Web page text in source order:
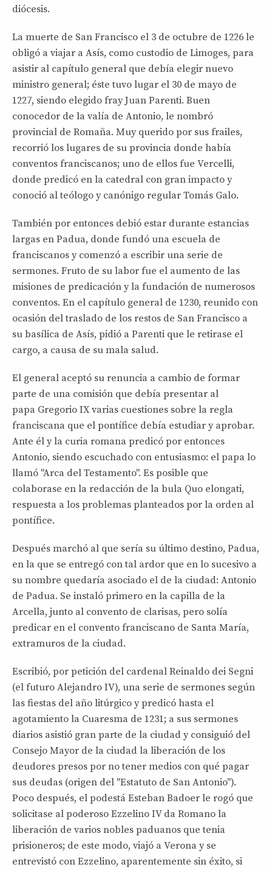
diócesis.
La muerte de San Francisco el 3 de octubre de 1226 le
obligó a viajar a Asís, como custodio de Limoges, para
asistir al capítulo general que debía elegir nuevo
ministro general; éste tuvo lugar el 30 de mayo de
1227, siendo elegido fray Juan Parenti. Buen
conocedor de la valía de Antonio, le nombró
provincial de Romaña. Muy querido por sus frailes,
recorrió los lugares de su provincia donde había
conventos franciscanos; uno de ellos fue Vercelli,
donde predicó en la catedral con gran impacto y
conoció al teólogo y canónigo regular Tomás Galo.
También por entonces debió estar durante estancias
largas en Padua, donde fundó una escuela de
franciscanos y comenzó a escribir una serie de
sermones. Fruto de su labor fue el aumento de las
misiones de predicación y la fundación de numerosos
conventos. En el capítulo general de 1230, reunido con
ocasión del traslado de los restos de San Francisco a
su basílica de Asís, pidió a Parenti que le retirase el
cargo, a causa de su mala salud.
El general aceptó su renuncia a cambio de formar
parte de una comisión que debía presentar al
papa Gregorio IX varias cuestiones sobre la regla
franciscana que el pontífice debía estudiar y aprobar.
Ante él y la curia romana predicó por entonces
Antonio, siendo escuchado con entusiasmo: el papa lo
llamó "Arca del Testamento". Es posible que
colaborase en la redacción de la bula Quo elongati,
respuesta a los problemas planteados por la orden al
pontífice.
Después marchó al que sería su último destino, Padua,
en la que se entregó con tal ardor que en lo sucesivo a
su nombre quedaría asociado el de la ciudad: Antonio
de Padua. Se instaló primero en la capilla de la
Arcella, junto al convento de clarisas, pero solía
predicar en el convento franciscano de Santa María,
extramuros de la ciudad.
Escribió, por petición del cardenal Reinaldo dei Segni
(el futuro Alejandro IV), una serie de sermones según
las fiestas del año litúrgico y predicó hasta el
agotamiento la Cuaresma de 1231; a sus sermones
diarios asistió gran parte de la ciudad y consiguió del
Consejo Mayor de la ciudad la liberación de los
deudores presos por no tener medios con qué pagar
sus deudas (origen del "Estatuto de San Antonio").
Poco después, el podestá Esteban Badoer le rogó que
solicitase al poderoso Ezzelino IV da Romano la
liberación de varios nobles paduanos que tenia
prisioneros; de este modo, viajó a Verona y se
entrevistó con Ezzelino, aparentemente sin éxito, si